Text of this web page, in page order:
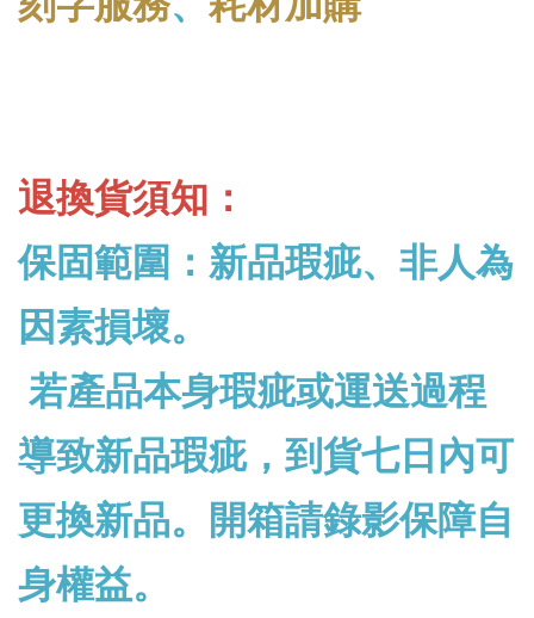
退換貨須知：
保固範圍：新品瑕疵、非人為
因素損壞。
若產品本身瑕疵或運送過程
導致新品瑕疵，到貨七日內可
更換新品。開箱請錄影保障自
身權益。